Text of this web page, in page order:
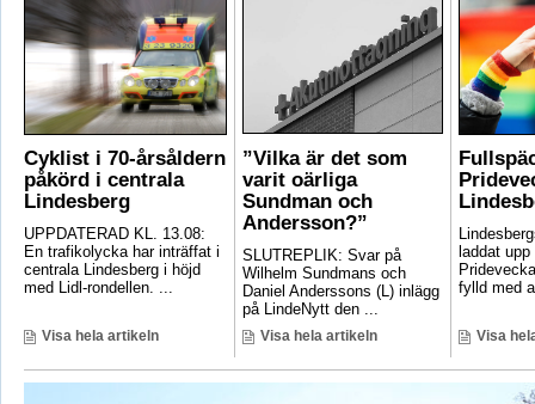
Cyklist i 70-årsåldern
påkörd i centrala
Lindesberg
UPPDATERAD KL. 13.08:
En trafikolycka har inträffat i
centrala Lindesberg i höjd
med Lidl-rondellen. ...
Visa hela artikeln
”Vilka är det som
varit oärliga
Sundman och
Andersson?”
SLUTREPLIK: Svar på
Wilhelm Sundmans och
Daniel Anderssons (L) inlägg
på LindeNytt den ...
Visa hela artikeln
laddat
fylld med
Visa